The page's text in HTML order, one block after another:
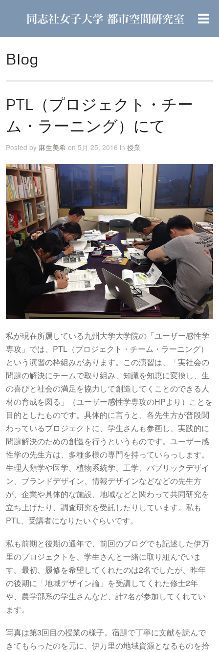
Blog
PTL（プロジェクト・チー
ム・ラーニング）にて
Posted by 麻生美希 on 5月 25, 2016 in 授業
私が現在所属している九州大学大学院の「ユーザー感性学
専攻」では、PTL（プロジェクト・チーム・ラーニング）
という演習の枠組みがあります。この演習は、「実社会の
問題の解決にチームで取り組み、知識を知恵に変換し、生
の喜びと社会の満足を協力して創造してくことのできる人
材の育成を図る」（ユーザー感性学専攻のHPより）ことを
目的としたものです。具体的に言うと、各先生方が普段関
わっているプロジェクトに、学生さんも参画し、実践的に
問題解決のための創造を行うというものです。ユーザー感
性学の先生方は、多種多様の専門を持っていらっします。
生理人類学や医学、植物系統学、工学、パブリックデザイ
ン、ブランドデザイン、情報デザインなどなどの先生方
が、企業や具体的な施設、地域などと関わって共同研究を
立ち上げたり、調査研究を受託したりしています。私も
PTL、受講者になりたいぐらいです。
私も前期と後期の通年で、前回のブログでも記述した伊万
里のプロジェクトを、学生さんと一緒に取り組んでいま
す。最初、履修を希望してくれたのは2名でしたが、昨年
の後期に「地域デザイン論」を受講してくれた修士2年
や、農学部系の学生さんなど、計7名が参加してくれてい
ます。
写真は第3回目の授業の様子。宿題で丁寧に文献を読んで
きてもらったのを元に、伊万里の地域資源となるものを拾